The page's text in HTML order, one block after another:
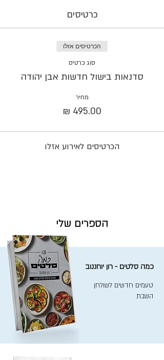
כרטיסים
הכרטיסים אזלו
סוג כרטיס
סדנאות בישול חדשות אבן יהודה
מחיר
הכרטיסים לאירוע אזלו
הספרים שלי
כמה סלטים - רון יוחננוב
טעמים חדשים לשולחן
השבת